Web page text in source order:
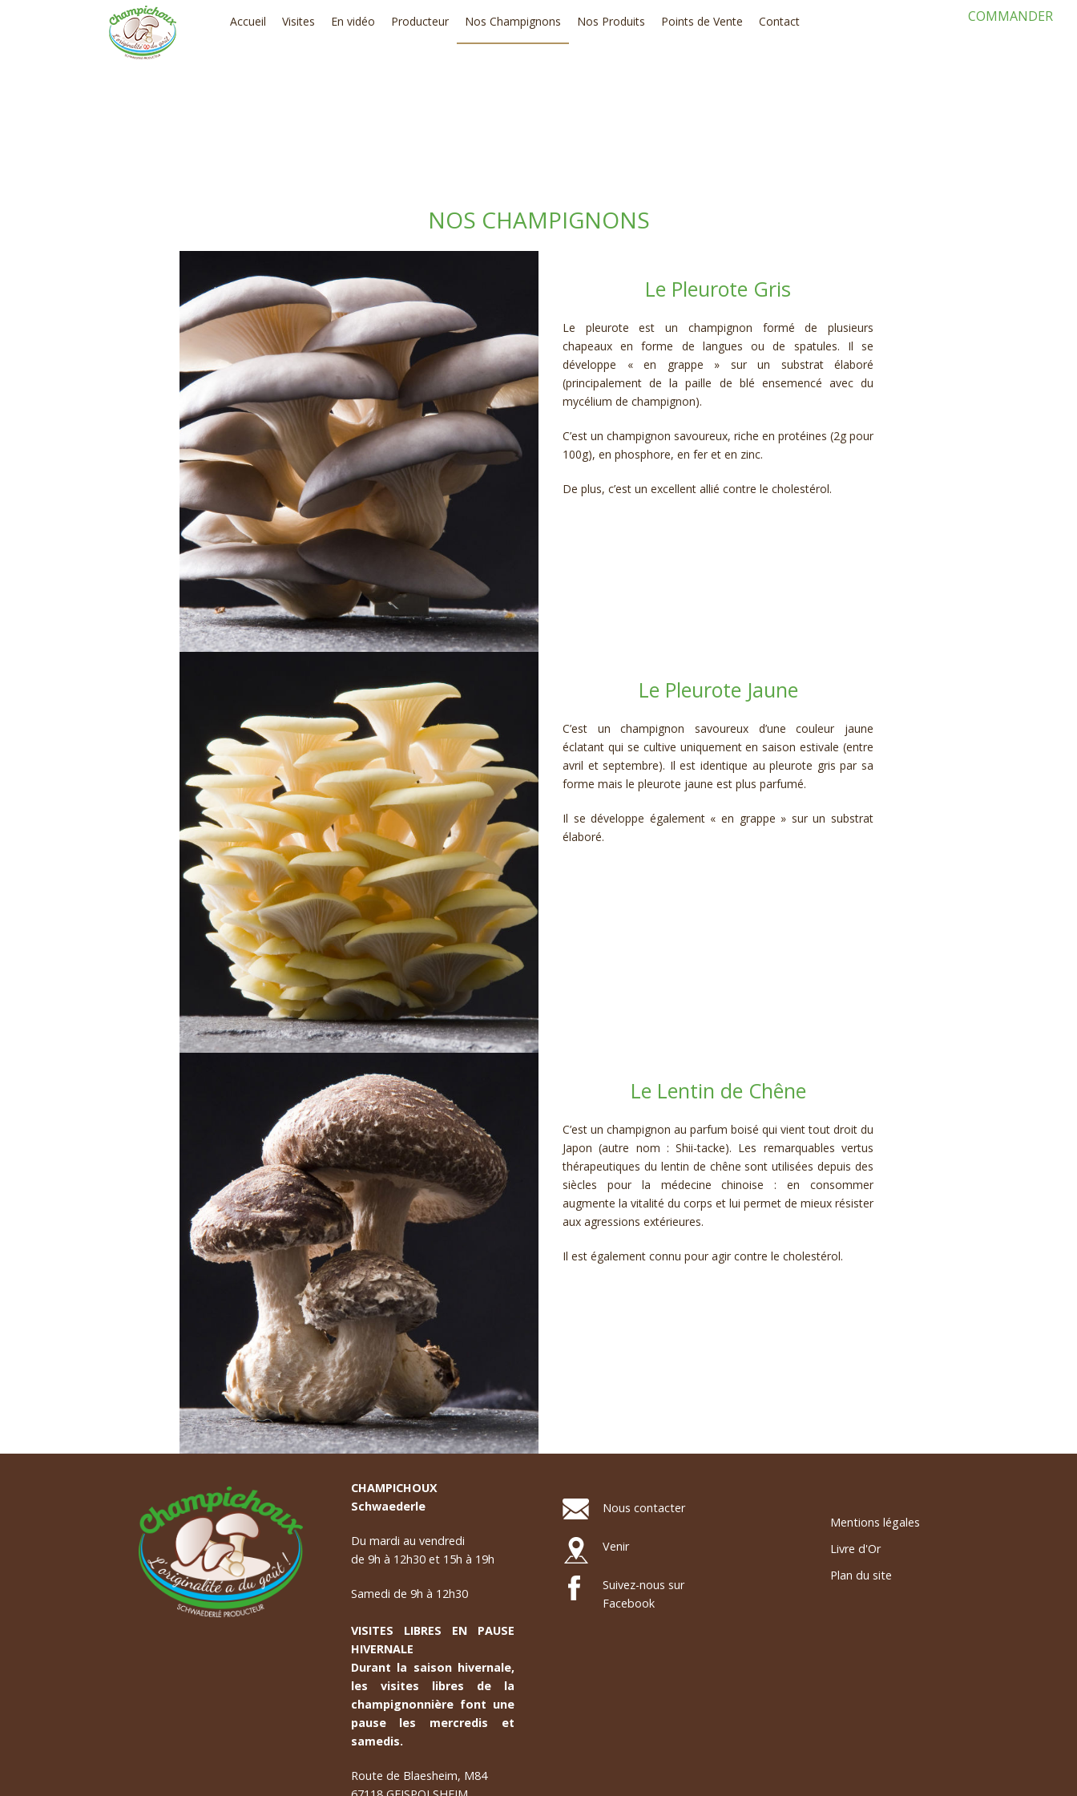
COMMANDER
Accueil Visites En vidéo Producteur Nos Champignons Nos Produits Points de Vente Contact
NOS CHAMPIGNONS
Le Pleurote Gris
Le pleurote est un champignon formé de plusieurs
chapeaux en forme de langues ou de spatules. Il se
développe « en grappe » sur un substrat élaboré
(principalement de la paille de blé ensemencé avec du
mycélium de champignon).
C’est un champignon savoureux, riche en protéines (2g pour
100g), en phosphore, en fer et en zinc.
De plus, c’est un excellent allié contre le cholestérol.
Le Pleurote Jaune
C’est un champignon savoureux d’une couleur jaune
éclatant qui se cultive uniquement en saison estivale (entre
avril et septembre). Il est identique au pleurote gris par sa
forme mais le pleurote jaune est plus parfumé.
Il se développe également « en grappe » sur un substrat
élaboré.
Le Lentin de Chêne
C’est un champignon au parfum boisé qui vient tout droit du
Japon (autre nom : Shii-tacke). Les remarquables vertus
thérapeutiques du lentin de chêne sont utilisées depuis des
siècles pour la médecine chinoise : en consommer
augmente la vitalité du corps et lui permet de mieux résister
aux agressions extérieures.
Il est également connu pour agir contre le cholestérol.
CHAMPICHOUX
Schwaederle
Du mardi au vendredi
de 9h à 12h30 et 15h à 19h
Samedi de 9h à 12h30
VISITES LIBRES EN PAUSE
HIVERNALE
Durant la saison hivernale,
les visites libres de la
champignonnière font une
pause les mercredis et
samedis.
Route de Blaesheim, M84
Nous contacter
Venir
Suivez-nous sur
Facebook
Mentions légales
Livre d'Or
Plan du site